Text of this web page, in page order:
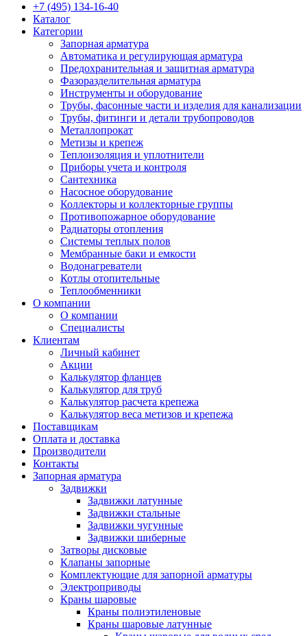
+7 (495) 134-16-40
Каталог
Категории
Запорная арматура
Автоматика и регулирующая арматура
Предохранительная и защитная арматура
Фазоразделительная арматура
Инструменты и оборудование
Трубы, фасонные части и изделия для канализации
Трубы, фитинги и детали трубопроводов
Металлопрокат
Метизы и крепеж
Теплоизоляция и уплотнители
Приборы учета и контроля
Сантехника
Насосное оборудование
Коллекторы и коллекторные группы
Противопожарное оборудование
Радиаторы отопления
Системы теплых полов
Мембранные баки и емкости
Водонагреватели
Котлы отопительные
Теплообменники
О компании
О компании
Специалисты
Клиентам
Личный кабинет
Акции
Калькулятор фланцев
Калькулятор для труб
Калькулятор расчета крепежа
Калькулятор веса метизов и крепежа
Поставщикам
Оплата и доставка
Производители
Контакты
Запорная арматура
Задвижки
Задвижки латунные
Задвижки стальные
Задвижки чугунные
Задвижки шиберные
Затворы дисковые
Клапаны запорные
Комплектующие для запорной арматуры
Электроприводы
Краны шаровые
Краны полиэтиленовые
Краны шаровые латунные